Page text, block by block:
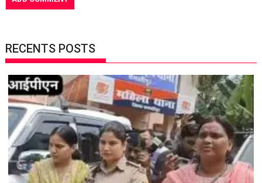
RECENTS POSTS